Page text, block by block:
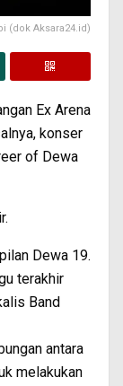
(dok Aksara24.id)
Ex Arena
konser
of Dewa
Dewa 19.
terakhir
Band
antara
melakukan